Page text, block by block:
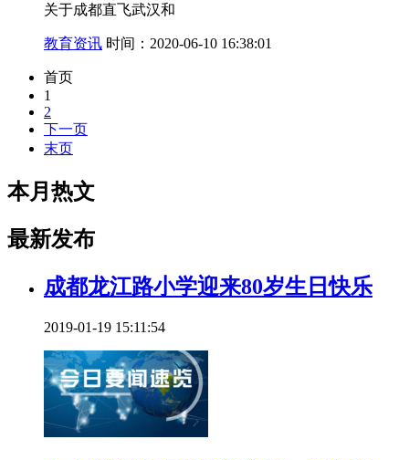
关于成都直飞武汉和
教育资讯 时间：2020-06-10 16:38:01
首页
1
2
下一页
末页
本月热文
最新发布
成都龙江路小学迎来80岁生日快乐
2019-01-19 15:11:54